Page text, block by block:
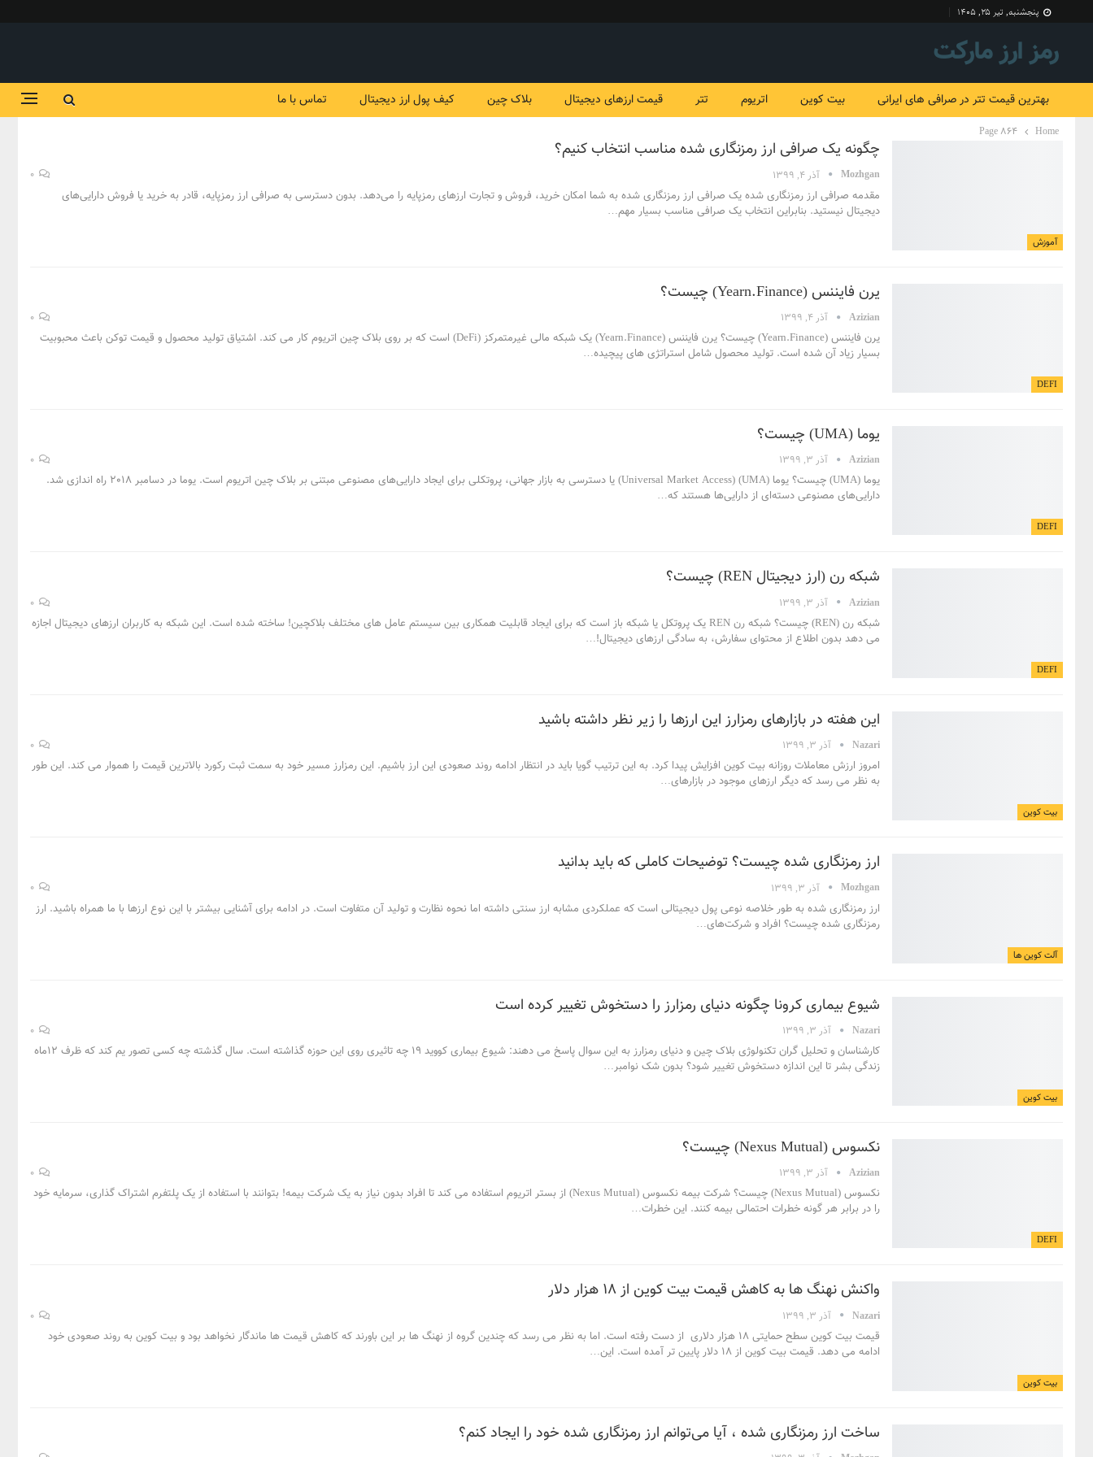
پنجشنبه, تیر ۲۵, ۱۴۰۵
رمز ارز مارکت
بهترین قیمت تتر در صرافی های ایرانی بیت کوین اتریوم تتر قیمت ارزهای دیجیتال بلاک چین کیف پول ارز دیجیتال تماس با ما
Home
Page 864
آموزش
چگونه یک صرافی ارز رمزنگاری شده مناسب انتخاب کنیم؟
Mozhgan آذر 4, 1399
مقدمه صرافی ارز رمزنگاری شده یک صرافی ارز رمزنگاری شده به شما امکان خرید، فروش و تجارت ارزهای رمزپایه را می‌دهد. بدون دسترسی به صرافی ارز رمزپایه، قادر به خرید یا فروش دارایی‌های
دیجیتال نیستید. بنابراین انتخاب یک صرافی مناسب بسیار مهم…
DEFI
یرن فایننس (Yearn.Finance) چیست؟
Azizian آذر 4, 1399
یرن فایننس (Yearn.Finance) چیست؟
یرن فایننس (Yearn.Finance) یک شبکه مالی غیرمتمرکز (DeFi) است که بر روی بلاک چین اتریوم کار می کند. اشتیاق تولید محصول و قیمت توکن باعث محبوبیت
بسیار زیاد آن شده است. تولید محصول شامل استراتژی های پیچیده…
DEFI
یوما (UMA) چیست؟
Azizian آذر 3, 1399
یوما (UMA) چیست؟
یوما (UMA) (Universal Market Access) یا دسترسی به بازار جهانی، پروتکلی برای ایجاد دارایی‌های مصنوعی مبتنی بر بلاک چین اتریوم است. یوما در دسامبر 2018 راه اندازی شد.
دارایی‌های مصنوعی دسته‌ای از دارایی‌ها هستند که…
DEFI
شبکه رن (ارز دیجیتال REN) چیست؟
Azizian آذر 3, 1399
شبکه رن (REN) چیست؟
شبکه رن REN یک پروتکل یا شبکه باز است که برای ایجاد قابلیت همکاری بین سیستم عامل­ های مختلف بلاکچین! ساخته شده است. این شبکه به کاربران ارزهای دیجیتال اجازه
می دهد بدون اطلاع از محتوای سفارش، به سادگی ارزهای دیجیتال!…
بیت کوین
این هفته در بازارهای رمزارز این ارزها را زیر نظر داشته باشید
Nazari آذر 3, 1399
امروز ارزش معاملات روزانه بیت کوین افزایش پیدا کرد. به این ترتیب گویا باید در انتظار ادامه روند صعودی این ارز باشیم. این رمزارز مسیر خود به سمت ثبت رکورد بالاترین قیمت را هموار می کند. این طور
به نظر می رسد که دیگر ارزهای موجود در بازارهای…
آلت کوین ها
ارز رمزنگاری شده چیست؟ توضیحات کاملی که باید بدانید
Mozhgan آذر 3, 1399
ارز رمزنگاری شده به طور خلاصه نوعی پول دیجیتالی است که عملکردی مشابه ارز سنتی داشته اما نحوه نظارت و تولید آن متفاوت است. در ادامه برای آشنایی بیشتر با این نوع ارزها با ما همراه باشید. ارز
رمزنگاری شده چیست؟ افراد و شرکت‌های…
بیت کوین
شیوع بیماری کرونا چگونه دنیای رمزارز را دستخوش تغییر کرده است
Nazari آذر 3, 1399
کارشناسان و تحلیل گران تکنولوژی بلاک چین و دنیای رمزارز به این سوال پاسخ می دهند: شیوع بیماری کووید 19 چه تاثیری روی این حوزه گذاشته است.
سال گذشته چه کسی تصور یم کند که ظرف 12ماه
زندگی بشر تا این اندازه دستخوش تغییر شود؟ بدون شک نوامبر…
DEFI
نکسوس (Nexus Mutual) چیست؟
Azizian آذر 3, 1399
نکسوس (Nexus Mutual) چیست؟
شرکت بیمه نکسوس (Nexus Mutual) از بستر اتریوم استفاده می کند تا افراد بدون نیاز به یک شرکت بیمه! بتوانند با استفاده از یک پلتفرم اشتراک گذاری، سرمایه خود
را در برابر هر گونه خطرات احتمالی بیمه کنند. این خطرات…
بیت کوین
واکنش نهنگ ها به کاهش قیمت بیت کوین از ۱۸ هزار دلار
Nazari آذر 3, 1399
قیمت بیت کوین سطح حمایتی 18 هزار دلاری از دست رفته است. اما به نظر می رسد که چندین گروه از نهنگ ها بر این باورند که کاهش قیمت ها ماندگار نخواهد بود و بیت کوین به روند صعودی خود
ادامه می دهد. قیمت بیت کوین از 18 دلار پایین تر آمده است. این
…
ساخت ارز رمزنگاری شده ، آیا می‌توانم ارز رمزنگاری شده خود را ایجاد کنم؟